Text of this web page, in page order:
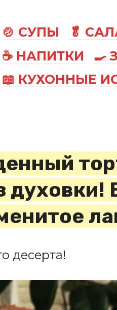
🍲 СУПЫ 🥬
☕ НАПИТКИ
🍳
📖 КУХОННЫЕ
духовки!
десерта!